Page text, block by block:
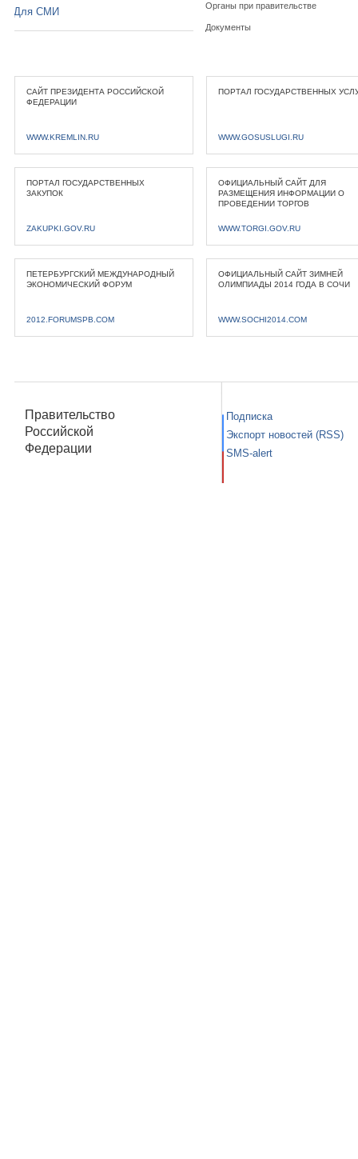
Органы при правительстве
Документы
Для СМИ
САЙТ ПРЕЗИДЕНТА РОССИЙСКОЙ
ФЕДЕРАЦИИ
WWW.KREMLIN.RU
ПОРТАЛ ГОСУДАРСТВЕННЫХ
WWW.GOSUSLUGI.RU
ПОРТАЛ ГОСУДАРСТВЕННЫХ
ЗАКУПОК
ZAKUPKI.GOV.RU
ОФИЦИАЛЬНЫЙ САЙТ ДЛЯ
РАЗМЕЩЕНИЯ ИНФОРМАЦИИ О
ПРОВЕДЕНИИ ТОРГОВ
WWW.TORGI.GOV.RU
ПЕТЕРБУРГСКИЙ МЕЖДУНАРОДНЫЙ
ЭКОНОМИЧЕСКИЙ ФОРУМ
2012.FORUMSPB.COM
ОФИЦИАЛЬНЫЙ САЙТ ЗИМНЕЙ
ОЛИМПИАДЫ 2014 ГОДА В СОЧИ
WWW.SOCHI2014.COM
Правительство
Российской
Федерации
Подписка
Экспорт новостей (RSS)
SMS-alert